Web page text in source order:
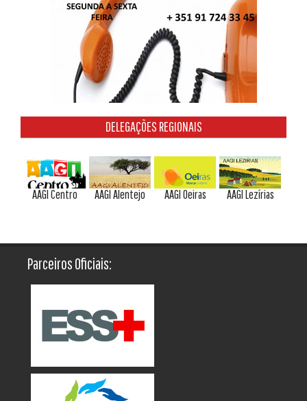
DELEGAÇÕES REGIONAIS
AAGI Centro AAGI Alentejo AAGI Oeiras AAGI Lezírias
Parceiros Oficiais: